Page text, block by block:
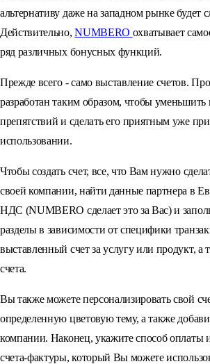
альтернативу даже на западном рынке будет
Действительно,NUMBERO охватывает
ряд различных бонусных функций.
Прежде всего - само выставление счетов.
разработан таким образом, чтобы уменьшить
препятствий и сделать его приятным уже
использовании.
Чтобы создать счет, все, что Вам нужно
своей компании, найти данные партнера в
НДС (NUMBERO сделает это за Вас) и
разделы в зависимости от специфики
выставленный счет за услугу или продукт, а
счета.
Вы также можете персонализировать свой
определенную цветовую тему, а также
компании. Наконец, укажите способ оплаты
счета-фактуры, который Вы можете